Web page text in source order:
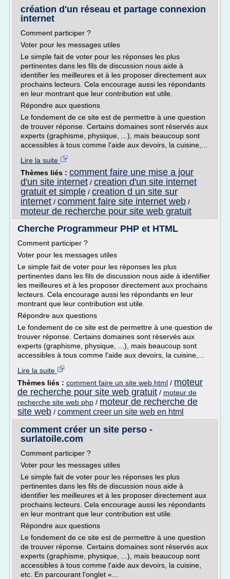
création d'un réseau et partage connexion
internet
Comment participer ?
Voter pour les messages utiles
Le simple fait de voter pour les réponses les plus
pertinentes dans les fils de discussion nous aide à
identifier les meilleures et à les proposer directement aux
prochains lecteurs. Cela encourage aussi les répondants
en leur montrant que leur contribution est utile.
Répondre aux questions
Le fondement de ce site est de permettre à une question
de trouver réponse. Certains domaines sont réservés aux
experts (graphisme, physique, ...), mais beaucoup sont
accessibles à tous comme l'aide aux devoirs, la cuisine,...
Lire la suite
Thèmes liés : comment faire une mise a jour
d'un site internet / creation d'un site internet
gratuit et simple / creation d un site sur
internet / comment faire site internet web /
moteur de recherche pour site web gratuit
Cherche Programmeur PHP et HTML
Comment participer ?
Voter pour les messages utiles
Le simple fait de voter pour les réponses les plus
pertinentes dans les fils de discussion nous aide à identifier
les meilleures et à les proposer directement aux prochains
lecteurs. Cela encourage aussi les répondants en leur
montrant que leur contribution est utile.
Répondre aux questions
Le fondement de ce site est de permettre à une question de
trouver réponse. Certains domaines sont réservés aux
experts (graphisme, physique, ...), mais beaucoup sont
accessibles à tous comme l'aide aux devoirs, la cuisine,...
Lire la suite
Thèmes liés : comment faire un site web html / moteur
de recherche pour site web gratuit / moteur de
recherche site web php / moteur de recherche de
site web / comment creer un site web en html
comment créer un site perso -
surlatoile.com
Comment participer ?
Voter pour les messages utiles
Le simple fait de voter pour les réponses les plus
pertinentes dans les fils de discussion nous aide à
identifier les meilleures et à les proposer directement aux
prochains lecteurs. Cela encourage aussi les répondants
en leur montrant que leur contribution est utile.
Répondre aux questions
Le fondement de ce site est de permettre à une question
de trouver réponse. Certains domaines sont réservés aux
experts (graphisme, physique, ...), mais beaucoup sont
accessibles à tous comme l'aide aux devoirs, la cuisine,
etc. En parcourant l'onglet «...